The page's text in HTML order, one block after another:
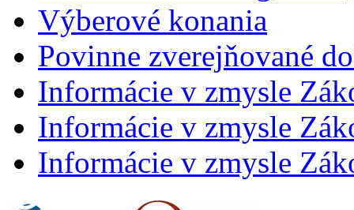
Výberové konania
Povinne zverejňované
Informácie v zmysle
Informácie v zmysle
Informácie v zmysle